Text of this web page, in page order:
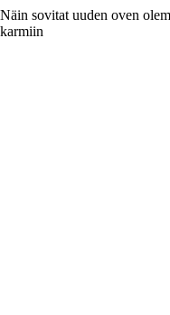
Näin sovitat uuden oven
karmiin